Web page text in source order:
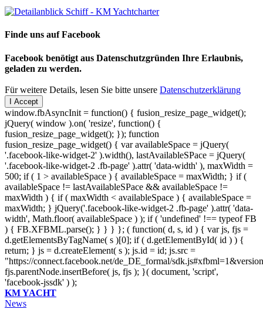
Finde uns auf Facebook
Facebook benötigt aus Datenschutzgründen Ihre Erlaubnis,
geladen zu werden.
Für weitere Details, lesen Sie bitte unsere Datenschutzerklärung
I Accept
window.fbAsyncInit = function() { fusion_resize_page_widget();
jQuery( window ).on( 'resize', function() {
fusion_resize_page_widget(); }); function
fusion_resize_page_widget() { var availableSpace = jQuery(
'.facebook-like-widget-2' ).width(), lastAvailableSPace = jQuery(
'.facebook-like-widget-2 .fb-page' ).attr( 'data-width' ), maxWidth =
500; if ( 1 > availableSpace ) { availableSpace = maxWidth; } if (
availableSpace != lastAvailableSPace && availableSpace !=
maxWidth ) { if ( maxWidth < availableSpace ) { availableSpace =
maxWidth; } jQuery('.facebook-like-widget-2 .fb-page' ).attr( 'data-
width', Math.floor( availableSpace ) ); if ( 'undefined' !== typeof FB
) { FB.XFBML.parse(); } } } }; ( function( d, s, id ) { var js, fjs =
d.getElementsByTagName( s )[0]; if ( d.getElementById( id ) ) {
return; } js = d.createElement( s ); js.id = id; js.src =
"https://connect.facebook.net/de_DE_formal/
fjs.parentNode.insertBefore( js, fjs ); }( document, 'script',
'facebook-jssdk' ) );
KM YACHT
News